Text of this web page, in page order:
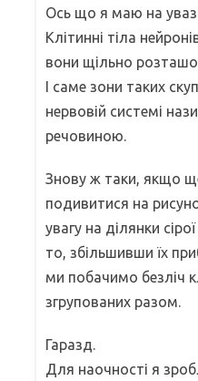
Ось що я маю на
Клітинні тіла
вони щільно
І саме зони таких
нервовій системі
речовиною.
Знову ж таки, якщо
подивитися на
увагу на ділянки
то, збільшивши їх
ми побачимо безліч
згрупованих разом.
Гаразд.
Для наочності я